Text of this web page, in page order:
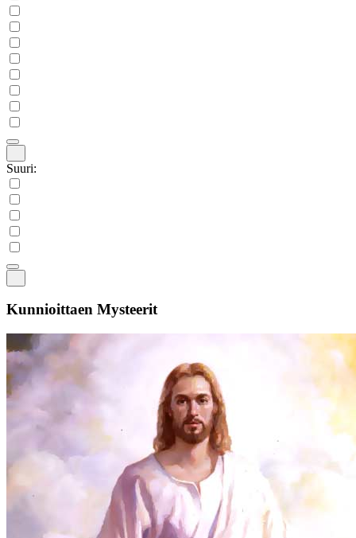
Suuri:
Kunnioittaen Mysteerit